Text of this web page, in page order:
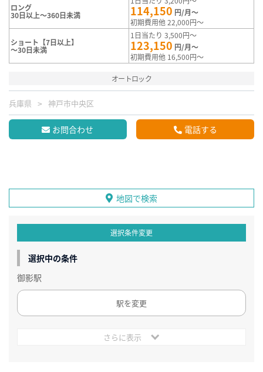
ロング
30日以上～360日未満 114,150 円/月～
初期費用他 22,000円～
ショート【7日以上】
～30日未満
1日当たり 3,500円～
123,150 円/月～
初期費用他 16,500円～
オートロック
兵庫県 神戸市中央区
お問合わせ 電話する
地図で検索
選択条件変更
選択中の条件
御影駅
駅を変更
さらに表示